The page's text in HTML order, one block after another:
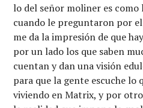
lo del señor moliner es como
cuando le preguntaron por
me da la impresión de que
por un lado los que saben
cuentan y dan una visión
para que la gente escuche lo
viviendo en Matrix, y por